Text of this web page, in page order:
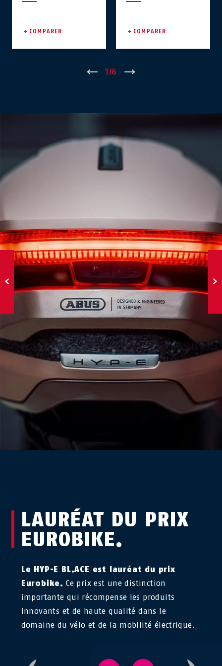
COMPARER COMPARER
Zurück
1/6
LAURÉAT DU PRIX
EUROBIKE.
Le HYP-E BL.ACE est lauréat du prix
Eurobike. Ce prix est une distinction
importante qui récompense les produits
innovants et de haute qualité dans le
domaine du vélo et de la mobilité électrique.